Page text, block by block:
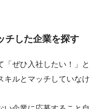
チした企業を探す
「ぜひ入社したい！」と
キルとマッチしていなけ